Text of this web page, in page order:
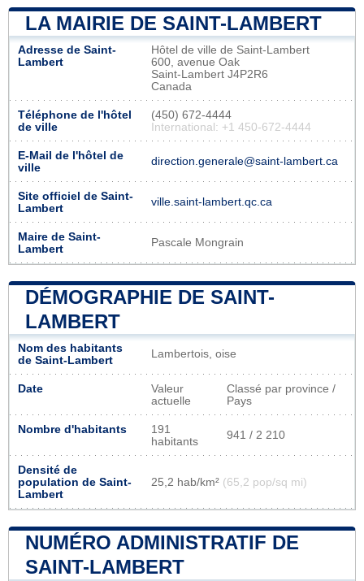
LA MAIRIE DE SAINT-LAMBERT
Adresse de Saint-
Lambert
Hôtel de ville de Saint-Lambert
600, avenue Oak
Saint-Lambert J4P2R6
Canada
Téléphone de l'hôtel
de ville
(450) 672-4444
International: +1 450-672-4444
E-Mail de l'hôtel de
ville
direction.generale@saint-lambert.ca
Site officiel de Saint-
Lambert
ville.saint-lambert.qc.ca
Maire de Saint-
Lambert
Pascale Mongrain
DÉMOGRAPHIE DE SAINT-
LAMBERT
Nom des habitants
de Saint-Lambert
Lambertois, oise
Date
Valeur
actuelle
Classé par province /
Pays
Nombre d'habitants
191
habitants
941 / 2 210
Densité de
population de Saint-
Lambert
25,2 hab/km² (65,2 pop/sq mi)
NUMÉRO ADMINISTRATIF DE
SAINT-LAMBERT